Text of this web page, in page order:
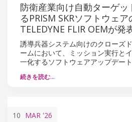
防衛産業向け自動ターゲ
るPRISM SKRソフトウェ
TELEDYNE FLIR OEMが発
誘導兵器システム向けのクローズ
ームにおいて、ミッション実行と
一化するソフトウェアアップデート
続きを読む…
10 MAR '26